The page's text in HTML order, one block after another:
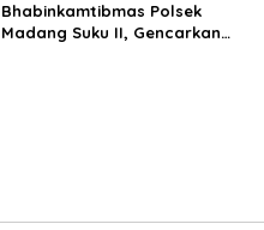
Bhabinkamtibmas Polsek
Madang Suku II, Gencarkan